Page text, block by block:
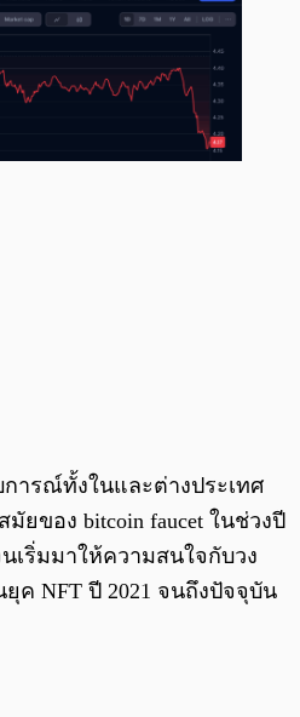
ารณ์ทั้งในและต่างประเทศ
ยของ bitcoin faucet ในช่วงปี
เริ่มมาให้ความสนใจกับวง
ค NFT ปี 2021 จนถึงปัจจุบัน